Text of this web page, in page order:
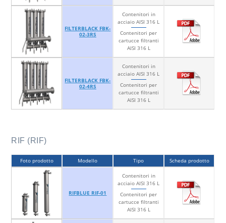
FILTERBLACK FBK-
02-3RS
Contenitori in
acciaio AISI 316 L
Contenitori per
cartucce filtranti
AISI 316 L
FILTERBLACK FBK-
02-4RS
Contenitori in
acciaio AISI 316 L
Contenitori per
cartucce filtranti
AISI 316 L
RIF (RIF)
Foto prodotto Modello Tipo Scheda prodotto
RIFBLUE RIF-01
Contenitori in
acciaio AISI 316 L
Contenitori per
cartucce filtranti
AISI 316 L